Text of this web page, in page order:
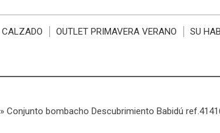
CALZADO OUTLET PRIMAVERA VERANO SU
» Conjunto bombacho Descubrimiento Babidú